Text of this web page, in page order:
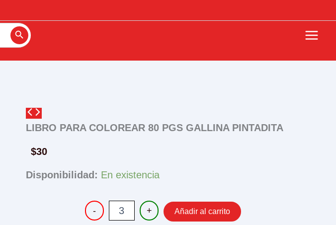
LIBRO PARA COLOREAR 80 PGS GALLINA PINTADITA
$30
Disponibilidad: En existencia
-
LIBRO
PARA
+ Añadir al carrito